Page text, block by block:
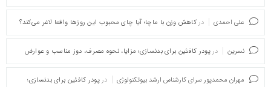
علی احمدی در کاهش وزن با ماچا؛ آیا چای محبوب این روزها واقعا لاغر می‌کند؟
نسرین در پودر کافئین برای بدنسازی؛ مزایا، نحوه مصرف، دوز مناسب و عوارض
مهران محمدپور سرای کارشناس ارشد بیوتکنولوژی در پودر کافئین برای بدنسازی؛